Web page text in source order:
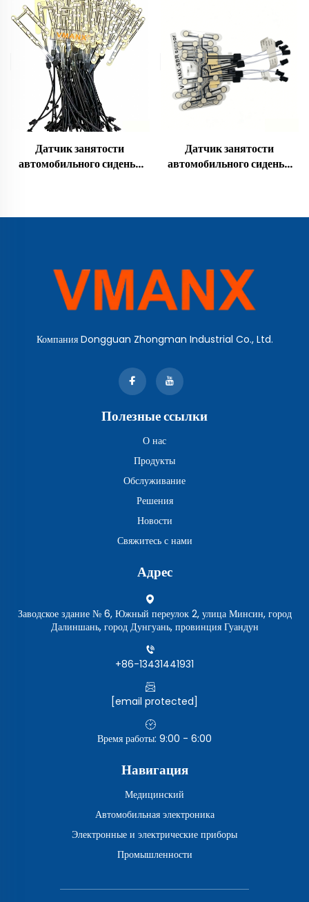
Датчик занятости
автомобильного сиденья
Датчик занятости
автомобильного сиденья
Компания Dongguan Zhongman Industrial Co., Ltd.
Полезные ссылки
О нас
Продукты
Обслуживание
Решения
Новости
Свяжитесь с нами
Адрес
Заводское здание № 6, Южный переулок 2, улица Минсин, город
Далиншань, город Дунгуань, провинция Гуандун
+86-13431441931
[email protected]
Время работы: 9:00 - 6:00
Навигация
Медицинский
Автомобильная электроника
Электронные и электрические приборы
Промышленности